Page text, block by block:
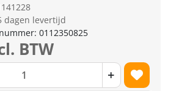
dagen levertijd
0112350825
BTW
+